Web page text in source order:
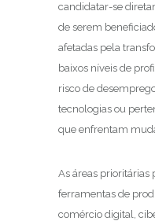
candidatar-se
de serem
afetadas pela
baixos níveis de
risco de
tecnologias ou
que enfrentam
As áreas
ferramentas de
comércio digital,